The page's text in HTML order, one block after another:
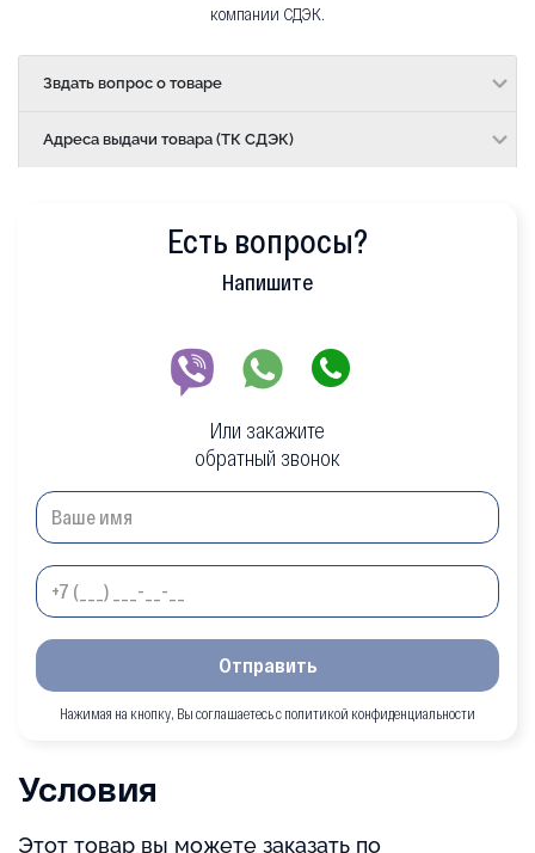
компании СДЭК.
Звдать вопрос о товаре
Адреса выдачи товара (ТК СДЭК)
Есть вопросы?
Напишите
Или закажите
обратный звонок
Отправить
Нажимая на кнопку, Вы соглашаетесь с политикой конфиденциальности
Условия
Этот товар вы можете заказать по